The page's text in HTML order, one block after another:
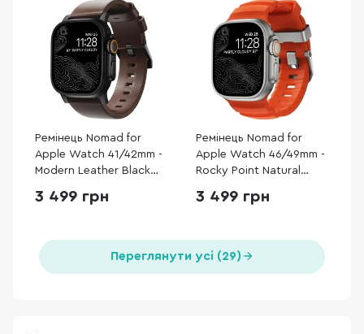
Ремінець Nomad for
Apple Watch 41/42mm -
Modern Leather Black
Horween (NM1A3RBM00)
3 499 грн
Ремінець Nomad for
Apple Watch 46/49mm -
Rocky Point Natural
Magma (NM014872858)
3 499 грн
Переглянути усі (29)